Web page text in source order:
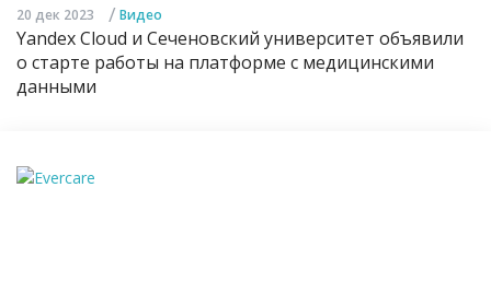
20 дек 2023 / Видео
Yandex Cloud и Сеченовский университет объявили
о старте работы на платформе с медицинскими
данными